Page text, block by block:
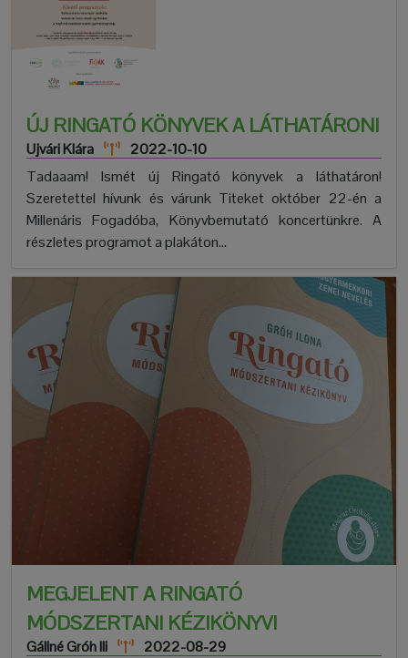
ÚJ RINGATÓ KÖNYVEK A LÁTHATÁRON!
Ujvári Klára
2022-10-10
Tadaaam! Ismét új Ringató könyvek a láthatáron!
Szeretettel hívunk és várunk Titeket október 22-én a
Millenáris Fogadóba, Könyvbemutató koncertünkre. A
részletes programot a plakáton...
MEGJELENT A RINGATÓ
MÓDSZERTANI KÉZIKÖNYV!
Gállné Gróh Ili
2022-08-29